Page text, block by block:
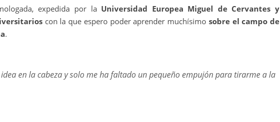
expedida por la Universidad Europea Miguel de Cervantes y
con la que espero poder aprender muchísimo sobre el campo de
.
en la cabeza y solo me ha faltado un pequeño empujón para tirarme a la